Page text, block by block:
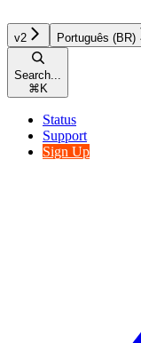
v2 Português (BR)
Search...
⌘ K
Status
Support
Sign Up